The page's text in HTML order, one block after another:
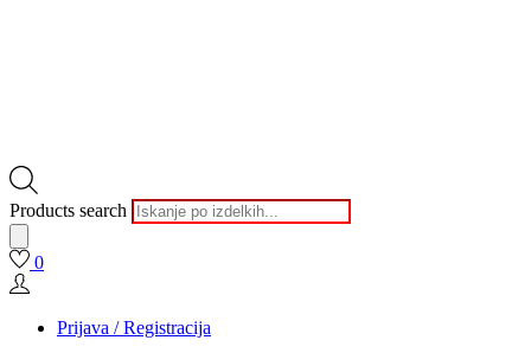
Products search
0
Prijava / Registracija